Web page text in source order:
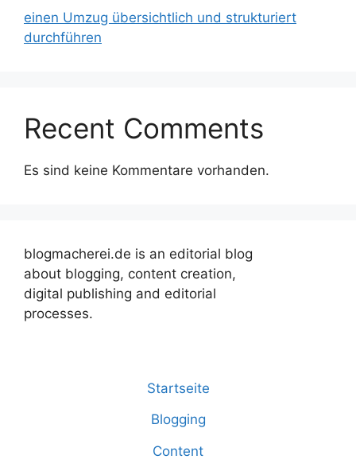
einen Umzug übersichtlich und strukturiert
durchführen
Recent Comments
Es sind keine Kommentare vorhanden.
blogmacherei.de is an editorial blog
about blogging, content creation,
digital publishing and editorial
processes.
Startseite
Blogging
Content